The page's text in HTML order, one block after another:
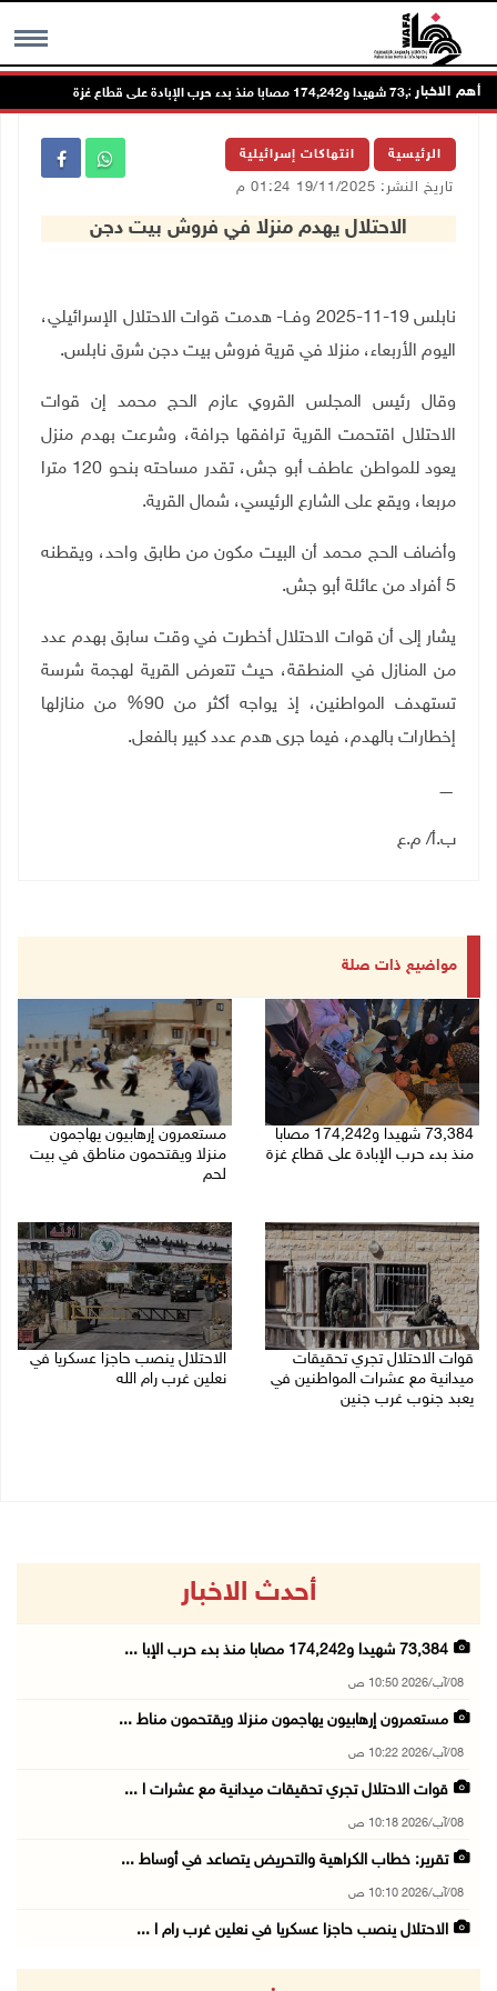
MENU أهم الاخبار
73,384 شهيدا و174,242 مصابا منذ بدء حرب الإبادة على قطاع غزة
الرئيسية انتهاكات إسرائيلية
تاريخ النشر: 19/11/2025 01:24 م
الاحتلال يهدم منزلا في فروش بيت دجن
نابلس 19-11-2025 وفــا- هدمت قوات الاحتلال الإسرائيلي،
اليوم الأربعاء، منزلا في قرية فروش بيت دجن شرق نابلس.
وقال رئيس المجلس القروي عازم الحج محمد إن قوات
الاحتلال اقتحمت القرية ترافقها جرافة، وشرعت بهدم منزل
يعود للمواطن عاطف أبو جش، تقدر مساحته بنحو 120 مترا
مربعا، ويقع على الشارع الرئيسي، شمال القرية.
وأضاف الحج محمد أن البيت مكون من طابق واحد، ويقطنه
5 أفراد من عائلة أبو جش.
يشار إلى أن قوات الاحتلال أخطرت في وقت سابق بهدم عدد
من المنازل في المنطقة، حيث تتعرض القرية لهجمة شرسة
تستهدف المواطنين، إذ يواجه أكثر من 90% من منازلها
إخطارات بالهدم، فيما جرى هدم عدد كبير بالفعل.
ـــــ
ب.أ/ م.ع
مواضيع ذات صلة
73,384 شهيدا و174,242 مصابا
منذ بدء حرب الإبادة على قطاع غزة
مستعمرون إرهابيون يهاجمون
منزلا ويقتحمون مناطق في بيت
لحم
قوات الاحتلال تجري تحقيقات
ميدانية مع عشرات المواطنين في
يعبد جنوب غرب جنين
الاحتلال ينصب حاجزا عسكريا في
نعلين غرب رام الله
أحدث الاخبار
73,384 شهيدا و174,242 مصابا منذ بدء حرب الإبا ...
08/آب/2026 10:50 ص
مستعمرون إرهابيون يهاجمون منزلا ويقتحمون مناط ...
08/آب/2026 10:22 ص
قوات الاحتلال تجري تحقيقات ميدانية مع عشرات ا ...
08/آب/2026 10:18 ص
تقرير: خطاب الكراهية والتحريض يتصاعد في أوساط ...
08/آب/2026 10:10 ص
الاحتلال ينصب حاجزا عسكريا في نعلين غرب رام ا ...